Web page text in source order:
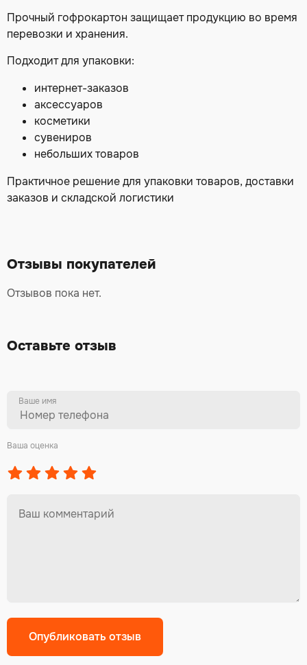
Прочный гофрокартон защищает продукцию во время
перевозки и хранения.
Подходит для упаковки:
интернет-заказов
аксессуаров
косметики
сувениров
небольших товаров
Практичное решение для упаковки товаров, доставки
заказов и складской логистики
Отзывы покупателей
Отзывов пока нет.
Оставьте отзыв
Ваше имя
Ваша оценка